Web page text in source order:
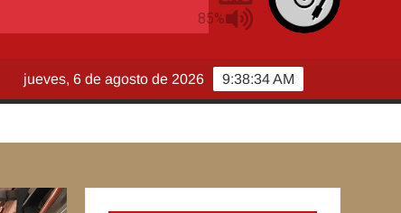
9:38:35 AM
jueves, 6 de agosto de 2026